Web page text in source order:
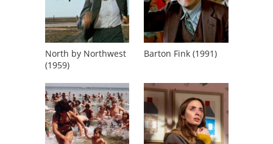
North by Northwest
(1959)
Barton Fink (1991)